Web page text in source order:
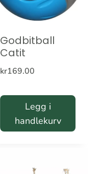
Godbitball
Catit
kr169.00
Legg i
handlekurv